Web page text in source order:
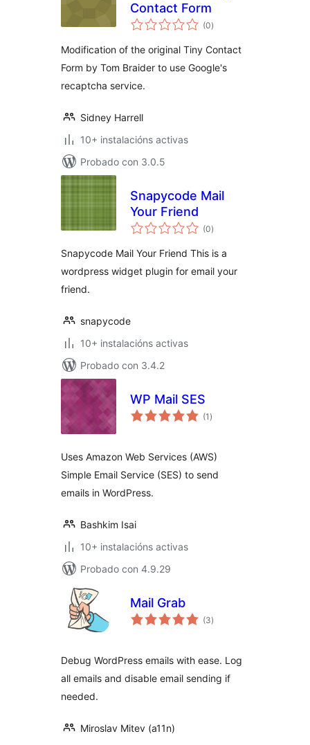
Contact Form
(0valoracións
totais
)
Modification of the original Tiny Contact
Form by Tom Braider to use Google's
recaptcha service.
Sidney Harrell
10+ instalacións activas
Probado con 3.0.5
Snapycode Mail
Your Friend
(0valoracións
totais
)
Snapycode Mail Your Friend This is a
wordpress widget plugin for email your
friend.
snapycode
10+ instalacións activas
Probado con 3.4.2
WP Mail SES
(1 valoracións
totais
)
Uses Amazon Web Services (AWS)
Simple Email Service (SES) to send
emails in WordPress.
Bashkim Isai
10+ instalacións activas
Probado con 4.9.29
Mail Grab
(3valoracións
totais
)
Debug WordPress emails with ease. Log
all emails and disable email sending if
needed.
Miroslav Mitev (a11n)